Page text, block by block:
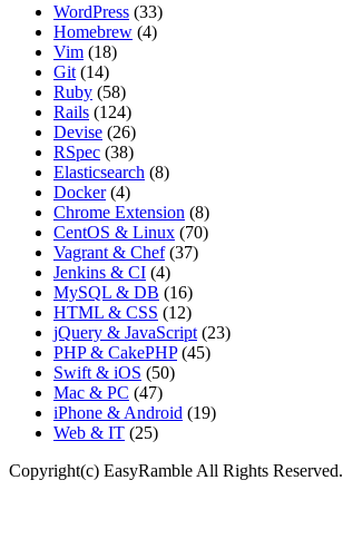
WordPress (33)
Homebrew (4)
Vim (18)
Git (14)
Ruby (58)
Rails (124)
Devise (26)
RSpec (38)
Elasticsearch (8)
Docker(4)
Chrome Extension (8)
CentOS & Linux (70)
Vagrant & Chef(37)
Jenkins & CI (4)
MySQL & DB (16)
HTML & CSS (12)
jQuery & JavaScript (23)
PHP & CakePHP(45)
Swift & iOS (50)
Mac & PC (47)
iPhone & Android (19)
Web & IT (25)
Copyright(c) EasyRamble All Rights Reserved.